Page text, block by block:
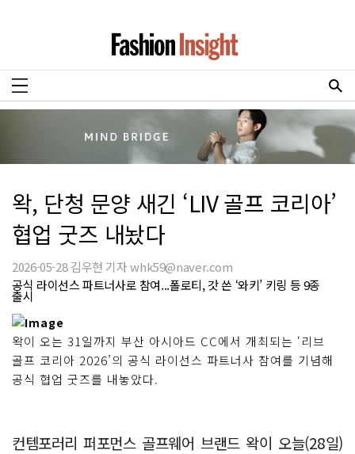
왁, 단청 문양 새긴 ‘LIV 골프 코리아’
협업 굿즈 내놨다
2026-05-28 김우현 기자 whk59@naver.com
공식 라이선스 파트너사로 참여...폴로티, 갓 쓴 ‘와키’ 키링 등 9종
출시
왁이 오는 31일까지 부산 아시아드 CC에서 개최되는 ‘리브
골프 코리아 2026’의 공식 라이선스 파트너사 참여를 기념해
공식 협업 굿즈를 내놓았다.
컨템포러리 퍼포먼스 골프웨어 브랜드 왁이 오늘(28일)